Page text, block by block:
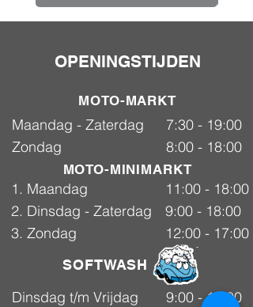
OPENINGSTIJDEN
MOTO-MARKT
Maandag - Zaterdag
7:30 - 19:00
Zondag
8:00 - 18:00
MOTO-MINIMARKT
1. Maandag
11:00 - 18:00
2. Dinsdag - Zaterdag
9:00 - 18:00
3. Zondag
12:00 - 17:00
SOFTWASH
Dinsdag t/m Vrijdag
9:00 - 18:00